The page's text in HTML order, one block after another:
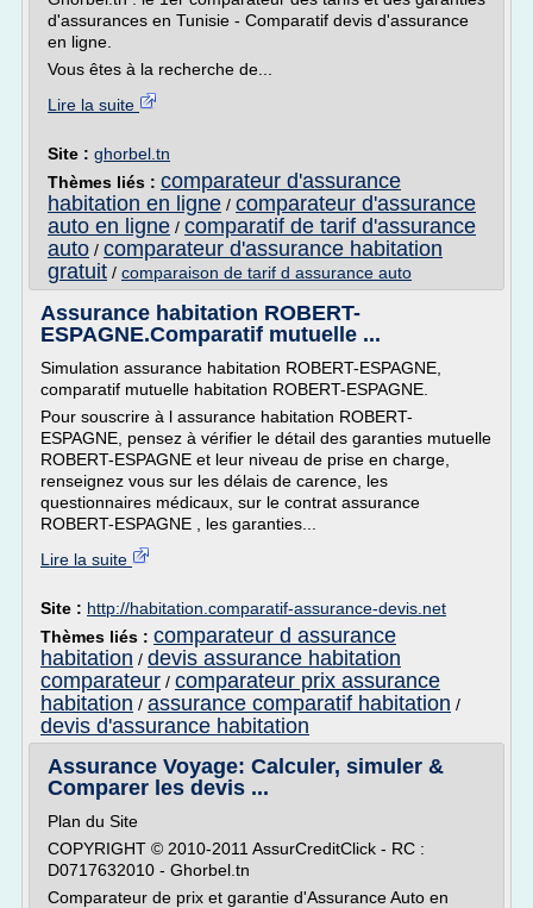
d'assurances en Tunisie - Comparatif devis d'assurance
en ligne.
Vous êtes à la recherche de...
Lire la suite
Site : ghorbel.tn
Thèmes liés : comparateur d'assurance
habitation en ligne / comparateur d'assurance
auto en ligne / comparatif de tarif d'assurance
auto / comparateur d'assurance habitation
gratuit / comparaison de tarif d assurance auto
Assurance habitation ROBERT-
ESPAGNE.Comparatif mutuelle ...
Simulation assurance habitation ROBERT-ESPAGNE,
comparatif mutuelle habitation ROBERT-ESPAGNE.
Pour souscrire à l assurance habitation ROBERT-
ESPAGNE, pensez à vérifier le détail des garanties mutuelle
ROBERT-ESPAGNE et leur niveau de prise en charge,
renseignez vous sur les délais de carence, les
questionnaires médicaux, sur le contrat assurance
ROBERT-ESPAGNE , les garanties...
Lire la suite
Site : http://habitation.comparatif-assurance-devis.net
Thèmes liés : comparateur d assurance
habitation / devis assurance habitation
comparateur / comparateur prix assurance
habitation / assurance comparatif habitation /
devis d'assurance habitation
Assurance Voyage: Calculer, simuler &
Comparer les devis ...
Plan du Site
COPYRIGHT © 2010-2011 AssurCreditClick - RC :
D0717632010 - Ghorbel.tn
Comparateur de prix et garantie d'Assurance Auto en